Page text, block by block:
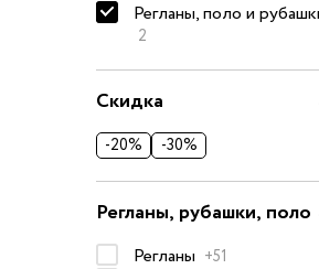
Одежда
Регланы, поло и
2
Скидка
-20% -30%
Регланы, рубашки, поло
Регланы +51